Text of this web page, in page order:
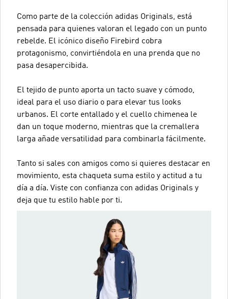
Como parte de la colección adidas Originals, está
pensada para quienes valoran el legado con un punto
rebelde. El icónico diseño Firebird cobra
protagonismo, convirtiéndola en una prenda que no
pasa desapercibida.
El tejido de punto aporta un tacto suave y cómodo,
ideal para el uso diario o para elevar tus looks
urbanos. El corte entallado y el cuello chimenea le
dan un toque moderno, mientras que la cremallera
larga añade versatilidad para combinarla fácilmente.
Tanto si sales con amigos como si quieres destacar en
movimiento, esta chaqueta suma estilo y actitud a tu
día a día. Viste con confianza con adidas Originals y
deja que tu estilo hable por ti.